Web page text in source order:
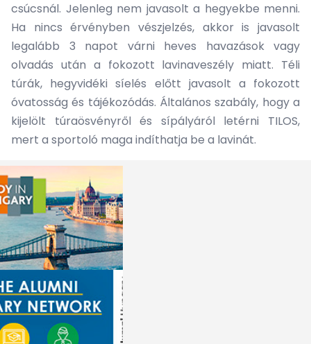
csúcsnál. Jelenleg nem javasolt a hegyekbe menni.
Ha nincs érvényben vészjelzés, akkor is javasolt
legalább 3 napot várni heves havazások vagy
olvadás után a fokozott lavinaveszély miatt. Téli
túrák, hegyvidéki síelés előtt javasolt a fokozott
óvatosság és tájékozódás. Általános szabály, hogy a
kijelölt túraösvényről és sípályáról letérni TILOS,
mert a sportoló maga indíthatja be a lavinát.